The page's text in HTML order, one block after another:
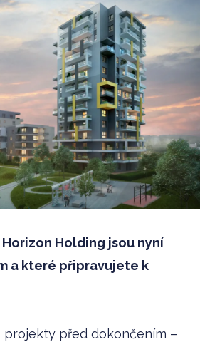
Holding jsou nyní
a které připravujete k
projekty před dokončením –